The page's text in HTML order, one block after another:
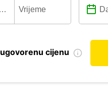
ugovorenu cijenu